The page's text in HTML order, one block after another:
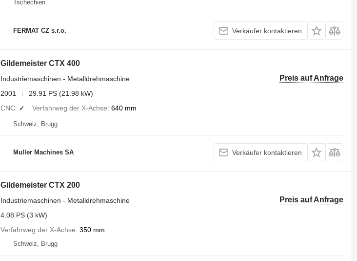
Tschechien
FERMAT CZ s.r.o. Verkäufer kontaktieren
Gildemeister CTX 400
Preis auf Anfrage
Industriemaschinen - Metalldrehmaschine
2001
29.91 PS (21.98 kW)
CNC
✓ Verfahrweg der X-Achse 640 mm
Schweiz, Brugg
Muller Machines SA Verkäufer kontaktieren
Gildemeister CTX 200
Preis auf Anfrage
Industriemaschinen - Metalldrehmaschine
4.08 PS (3 kW)
Verfahrweg der X-Achse 350 mm
Schweiz, Brugg